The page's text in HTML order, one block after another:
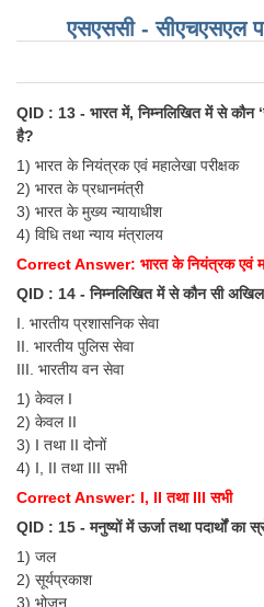
एसएससी - सीएचएसएल
QID : 13 - भारत में, निम्नलिखित में से कौन
है?
1) भारत के नियंत्रक एवं महालेखा परीक्षक
2) भारत के प्रधानमंत्री
3) भारत के मुख्य न्यायाधीश
4) विधि तथा न्याय मंत्रालय
Correct Answer: भारत के नियंत्रक एवं
QID : 14 - निम्नलिखित में से कौन सी
I. भारतीय प्रशासनिक सेवा
II. भारतीय पुलिस सेवा
III. भारतीय वन सेवा
1) केवल I
2) केवल II
3) I तथा II दोनों
4) I, II तथा III सभी
Correct Answer: I, II तथा III सभी
QID : 15 - मनुष्यों में ऊर्जा तथा पदार्थों का
1) जल
2) सूर्यप्रकाश
3) भोजन